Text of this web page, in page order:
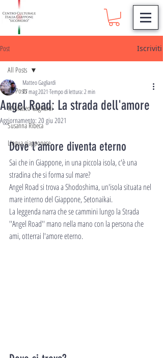
Post Iscriviti
All Posts
M.Matteo Gagliardi
Susanna Ribeca
Lingua giapponese
All Posts
Angel Road: La strada dell'amore
Matteo Gagliardi
17 mag 2021 Tempo di lettura: 2 min
Aggiornamento: 20 giu 2021
Dove l'amore diventa eterno
Sai che in Giappone, in una piccola isola, c'è una
stradina che si forma sul mare?
Angel Road si trova a Shodoshima, un'isola situata nel
mare interno del Giappone, Setonaikai.
La leggenda narra che se cammini lungo la Strada
''Angel Road'' mano nella mano con la persona che
ami, otterrai l'amore eterno.